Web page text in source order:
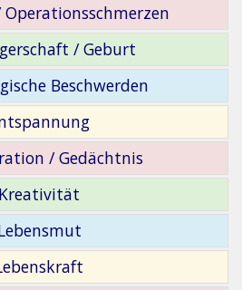
Operationsschmerzen
/ Geburt
Beschwerden
/ Gedächtnis
Kreativität